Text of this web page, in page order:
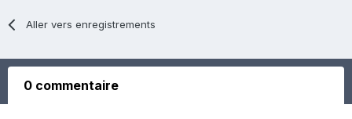
Aller vers enregistrements
0 commentaire